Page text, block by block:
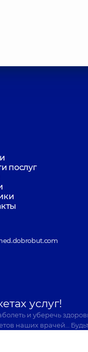
«Добробут» для
послуг
услуг!
и уберечь
наших врачей…